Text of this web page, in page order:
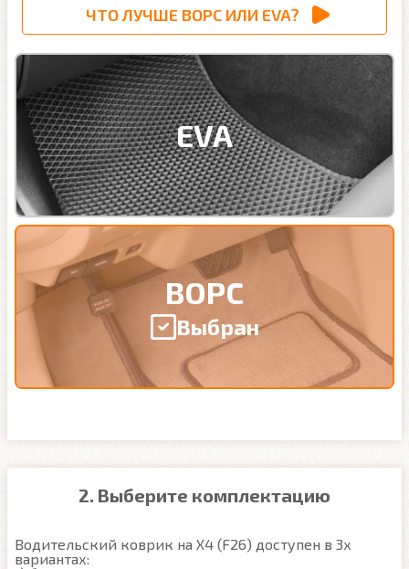
ЧТО ЛУЧШЕ ВОРС ИЛИ EVA?
EVA
ВОРС
Выбран
2. Выберите комплектацию
Водительский коврик на X4 (F26) доступен в 3х
вариантах: